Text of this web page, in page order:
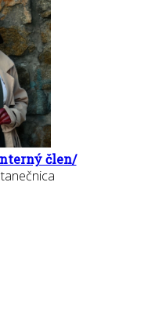
člen/